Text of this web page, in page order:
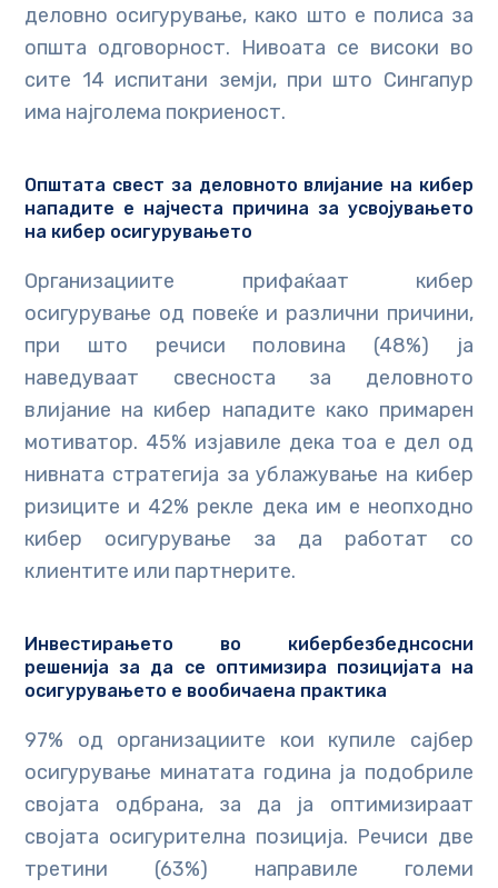
деловно осигурување, како што е полиса за
општа одговорност. Нивоата се високи во
сите 14 испитани земји, при што Сингапур
има најголема покриеност.
Општата свест за деловното влијание на кибер
нападите е најчеста причина за усвојувањето
на кибер осигурувањето
Организациите прифаќаат кибер
осигурување од повеќе и различни причини,
при што речиси половина (48%) ја
наведуваат свесноста за деловното
влијание на кибер нападите како примарен
мотиватор. 45% изјавиле дека тоа е дел од
нивната стратегија за ублажување на кибер
ризиците и 42% рекле дека им е неопходно
кибер осигурување за да работат со
клиентите или партнерите.
Инвестирањето во кибербезбеднсосни
решенија за да се оптимизира позицијата на
осигурувањето е вообичаена практика
97% од организациите кои купиле сајбер
осигурување минатата година ја подобриле
својата одбрана, за да ја оптимизираат
својата осигурителна позиција. Речиси две
третини (63%) направиле големи